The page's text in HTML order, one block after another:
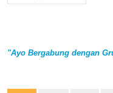
"Ayo Bergabung dengan